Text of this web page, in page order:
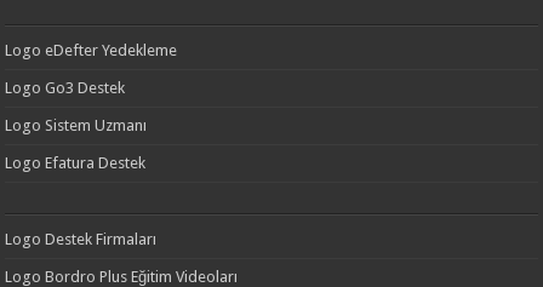
Logo eDefter Yedekleme
Logo Go3 Destek
Logo Sistem Uzmanı
Logo Efatura Destek
Logo Destek Firmaları
Logo Bordro Plus Eğitim Videoları